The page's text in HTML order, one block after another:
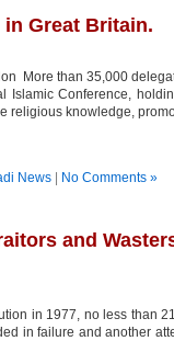
Great Britain.
More than 35,000
Islamic Conference,
religious knowledge,
News| No Comments »
and
in 1977, no less than
in failure and another